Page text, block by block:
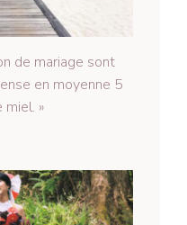
de mariage sont
en moyenne 5
»